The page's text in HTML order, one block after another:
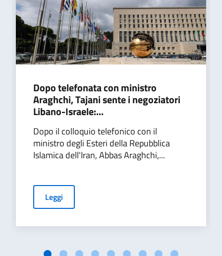
Dopo telefonata con ministro
Araghchi, Tajani sente i negoziatori
Libano-Israele:...
Dopo il colloquio telefonico con il
ministro degli Esteri della Repubblica
Islamica dell'Iran, Abbas Araghchi,...
Leggi